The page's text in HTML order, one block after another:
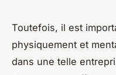
Toutefois, il est
physiquement et
dans une telle